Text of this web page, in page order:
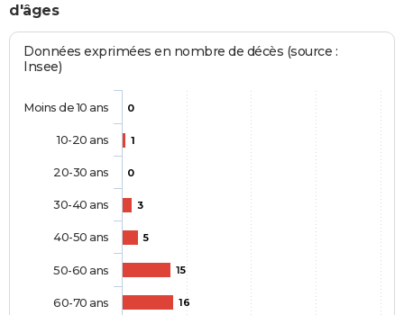
d'âges
Données exprimées en nombre de décès (source :
Insee)
0
1
0
3
5
15
16
Moins de 10 ans
10-20 ans
20-30 ans
30-40 ans
40-50 ans
50-60 ans
60-70 ans